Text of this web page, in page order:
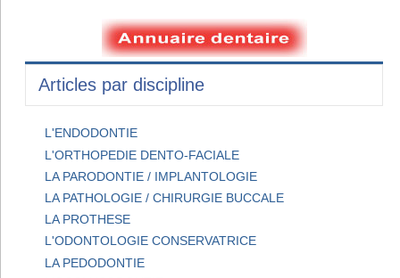
Articles par discipline
L'ENDODONTIE
L'ORTHOPEDIE DENTO-FACIALE
LA PARODONTIE / IMPLANTOLOGIE
LA PATHOLOGIE / CHIRURGIE BUCCALE
LA PROTHESE
L'ODONTOLOGIE CONSERVATRICE
LA PEDODONTIE